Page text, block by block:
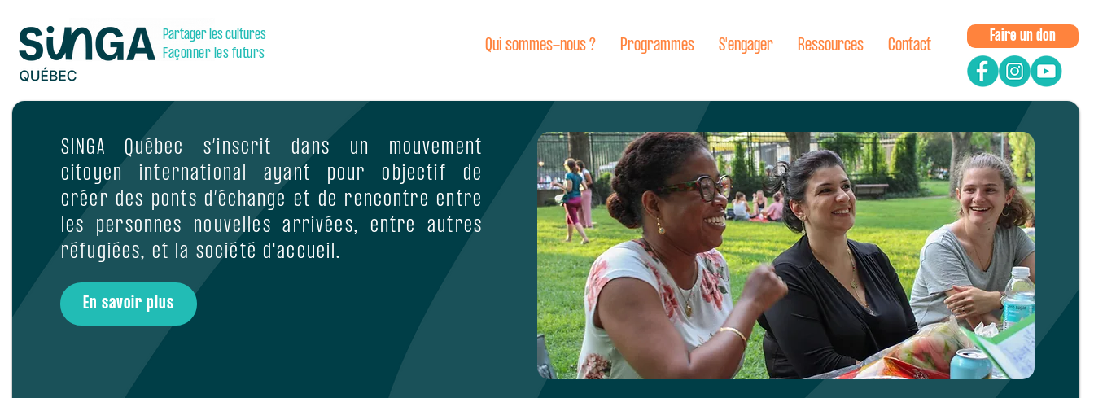
Partager les cultures
Façonner les futurs
Qui sommes-nous ? Programmes S'engager Ressources Contact Faire un don
SINGA Québec s’inscrit dans un mouvement
citoyen international ayant pour objectif de
créer des ponts d’échange et de rencontre entre
les personnes nouvelles arrivées, entre autres
réfugiées, et la société d'accueil.
En savoir plus